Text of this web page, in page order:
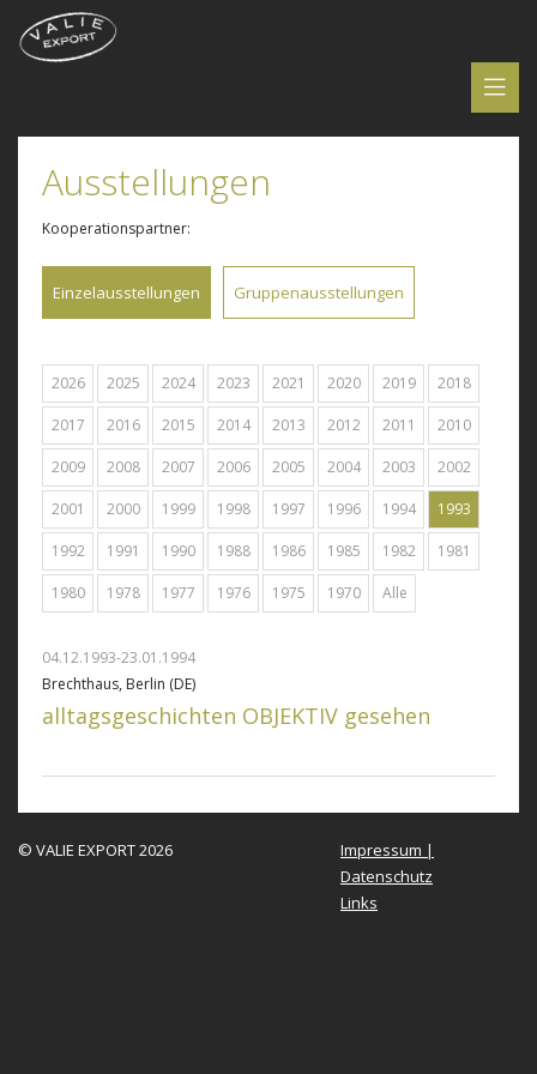
Ausstellungen
Kooperationspartner:
Einzelausstellungen Gruppenausstellungen
2026 2025 2024 2023 2021 2020 2019 2018
2017 2016 2015 2014 2013 2012 2011 2010
2009 2008 2007 2006 2005 2004 2003 2002
2001 2000 1999 1998 1997 1996 1994 1993
1992 1991 1990 1988 1986 1985 1982 1981
1980 1978 1977 1976 1975 1970 Alle
04.12.1993-23.01.1994
Brechthaus, Berlin (DE)
alltagsgeschichten OBJEKTIV gesehen
© VALIE EXPORT 2026
Impressum |
Datenschutz
Links